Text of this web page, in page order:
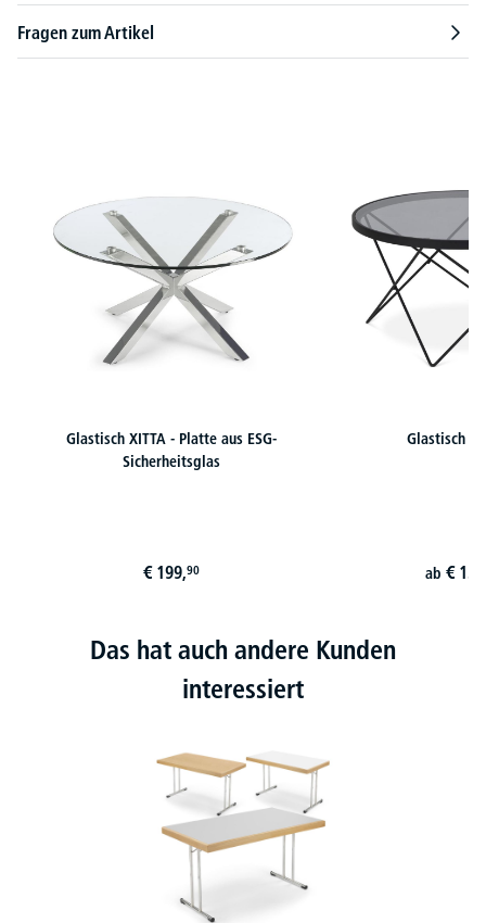
Fragen zum Artikel
Glastisch XITTA - Platte aus ESG-
Sicherheitsglas
€ 199,90
Glastisch
ab €
Das hat auch andere Kunden
interessiert